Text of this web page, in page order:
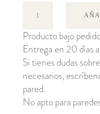
Producto bajo
Entrega en 20 días
Si tienes dudas
necesarios,
pared.
No apto para